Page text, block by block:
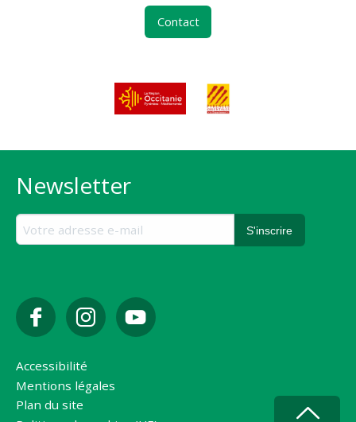
Contact
Newsletter
Accessibilité
Mentions légales
Plan du site